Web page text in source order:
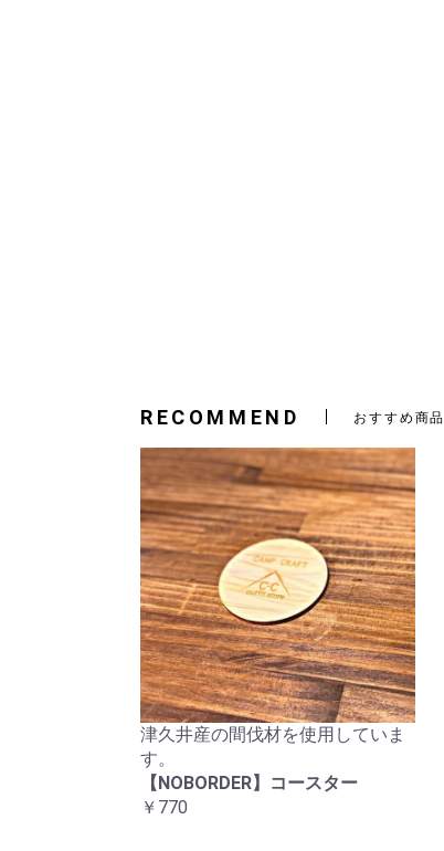
RECOMMEND おすすめ商品
津久井産の間伐材を使用していま
す。
【NOBORDER】コースター
￥770